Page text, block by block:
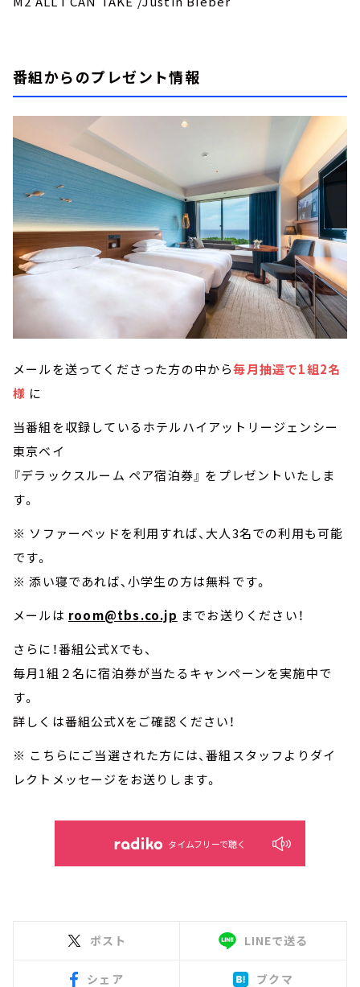
番組からのプレゼント情報
メールを送ってくださった方の中から毎月抽選で1組2名
様 に
当番組を収録しているホテルハイアットリージェンシー
東京ベイ
『デラックスルーム ペア宿泊券』 をプレゼントいたしま
す。
※ ソファーベッドを利用すれば、大人3名での利用も可能
です。
※ 添い寝であれば、小学生の方は無料です。
メールは room@tbs.co.jp までお送りください！
さらに！番組公式Xでも、
毎月1組２名に宿泊券が当たるキャンペーンを実施中で
す。
詳しくは番組公式Xをご確認ください！
※ こちらにご当選された方には、番組スタッフよりダイ
レクトメッセージをお送りします。
タイムフリーで聴く
ポスト LINEで送る
シェア ブクマ